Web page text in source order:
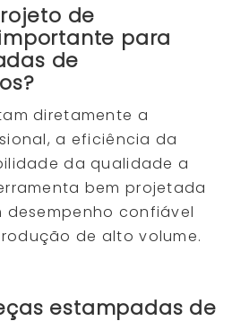
de
para
de
diretamente a
a eficiência da
da qualidade a
bem projetada
confiável
de alto volume.
estampadas de